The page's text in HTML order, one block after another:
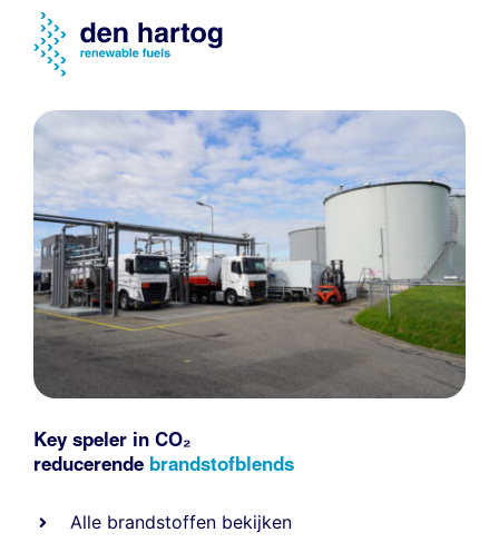
Key speler in CO₂
reducerende brandstofblends
Alle brandstoffen bekijken